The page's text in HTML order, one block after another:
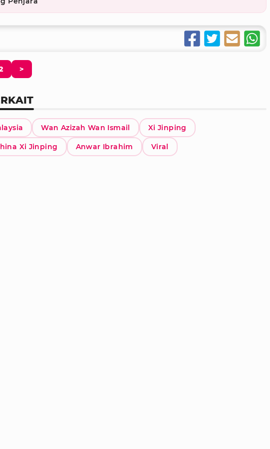
>
Wan Azizah Wan Ismail Xi Jinping
Xi Jinping Anwar Ibrahim Viral